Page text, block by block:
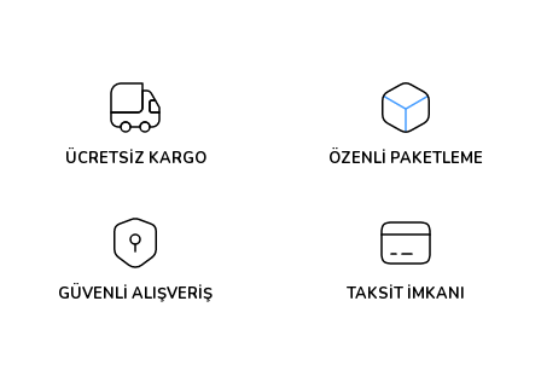
ÜCRETSİZ KARGO ÖZENLİ PAKETLEME
GÜVENLİ ALIŞVERİŞ TAKSİT İMKANI